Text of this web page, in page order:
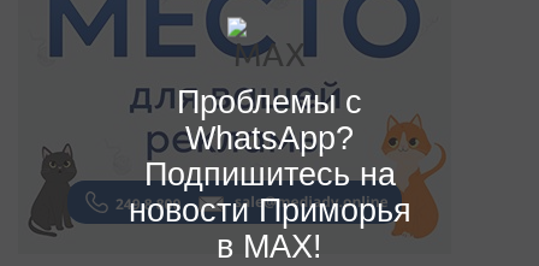
Проблемы с
WhatsApp?
Подпишитесь на
новости Приморья
в MAX!